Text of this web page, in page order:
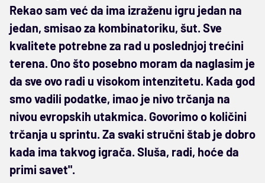
Rekao sam već da ima izraženu igru jedan na
jedan, smisao za kombinatoriku, šut. Sve
kvalitete potrebne za rad u poslednjoj trećini
terena. Ono što posebno moram da naglasim je
da sve ovo radi u visokom intenzitetu. Kada god
smo vadili podatke, imao je nivo trčanja na
nivou evropskih utakmica. Govorimo o količini
trčanja u sprintu. Za svaki stručni štab je dobro
kada ima takvog igrača. Sluša, radi, hoće da
primi savet".